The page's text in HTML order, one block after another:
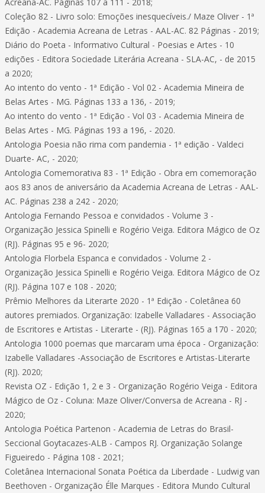
Coleção 82 - Livro solo: Emoções inesquecíveis./ Maze Oliver - 1ª
Edição - Academia Acreana de Letras - AAL-AC. 82 Páginas - 2019;
Diário do Poeta - Informativo Cultural - Poesias e Artes - 10
edições - Editora Sociedade Literária Acreana - SLA-AC, - de 2015
a 2020;
Ao intento do vento - 1ª Edição - Vol 02 - Academia Mineira de
Belas Artes - MG. Páginas 133 a 136, - 2019;
Ao intento do vento - 1ª Edição - Vol 03 - Academia Mineira de
Belas Artes - MG. Páginas 193 a 196, - 2020.
Antologia Poesia não rima com pandemia - 1ª edição - Valdeci
Duarte- AC, - 2020;
Antologia Comemorativa 83 - 1ª Edição - Obra em comemoração
aos 83 anos de aniversário da Academia Acreana de Letras - AAL-
AC. Páginas 238 a 242 - 2020;
Antologia Fernando Pessoa e convidados - Volume 3 -
Organização Jessica Spinelli e Rogério Veiga. Editora Mágico de Oz
(RJ). Páginas 95 e 96- 2020;
Antologia Florbela Espanca e convidados - Volume 2 -
Organização Jessica Spinelli e Rogério Veiga. Editora Mágico de Oz
(RJ). Página 107 e 108 - 2020;
Prêmio Melhores da Literarte 2020 - 1ª Edição - Coletânea 60
autores premiados. Organização: Izabelle Valladares - Associação
de Escritores e Artistas - Literarte - (RJ). Páginas 165 a 170 - 2020;
Antologia 1000 poemas que marcaram uma época - Organização:
Izabelle Valladares -Associação de Escritores e Artistas-Literarte
(RJ). 2020;
Revista OZ - Edição 1, 2 e 3 - Organização Rogério Veiga - Editora
Mágico de Oz - Coluna: Maze Oliver/Conversa de Acreana - RJ -
2020;
Antologia Poética Partenon - Academia de Letras do Brasil-
Seccional Goytacazes-ALB - Campos RJ. Organização Solange
Figueiredo - Página 108 - 2021;
Coletânea Internacional Sonata Poética da Liberdade - Ludwig van
Beethoven - Organização Élle Marques - Editora Mundo Cultural